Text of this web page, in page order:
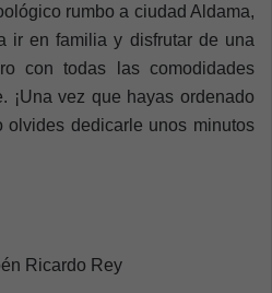
rumbo a ciudad Aldama,
ir en familia y disfrutar de una
con todas las comodidades
¡Una vez que hayas ordenado
olvides dedicarle unos minutos
Ricardo Rey